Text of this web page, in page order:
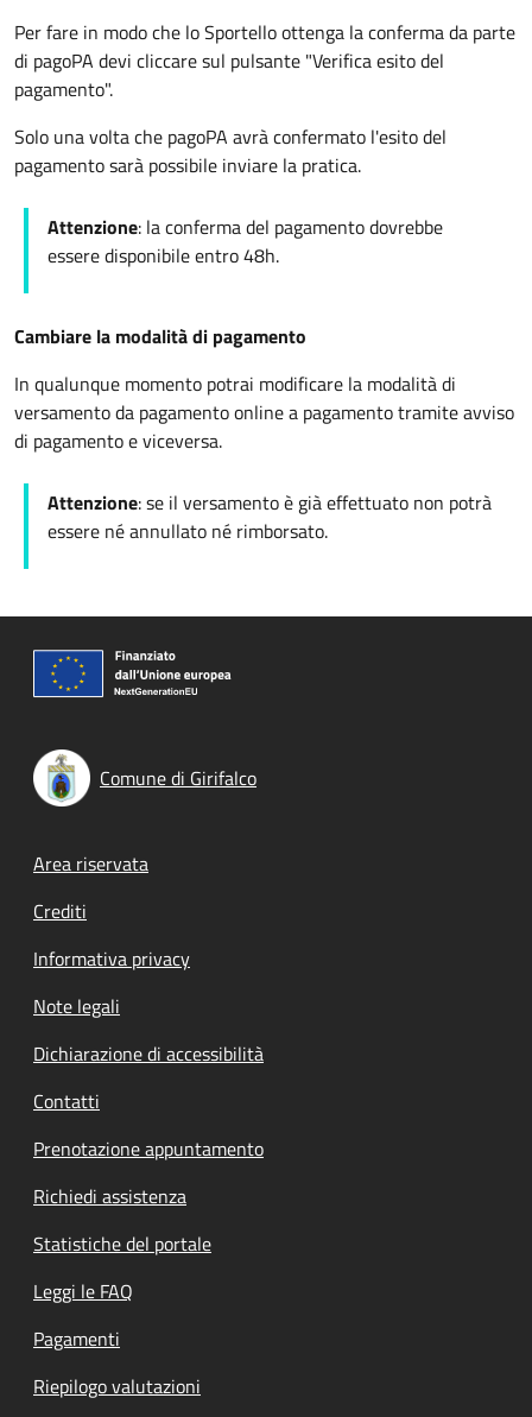
Per fare in modo che lo Sportello ottenga la conferma da parte
di pagoPA devi cliccare sul pulsante "Verifica esito del
pagamento".
Solo una volta che pagoPA avrà confermato l'esito del
pagamento sarà possibile inviare la pratica.
Attenzione: la conferma del pagamento dovrebbe
essere disponibile entro 48h.
Cambiare la modalità di pagamento
In qualunque momento potrai modificare la modalità di
versamento da pagamento online a pagamento tramite avviso
di pagamento e viceversa.
Attenzione: se il versamento è già effettuato non potrà
essere né annullato né rimborsato.
Comune di Girifalco
Footer menu
Area riservata
Crediti
Informativa privacy
Note legali
Dichiarazione di accessibilità
Contatti
Prenotazione appuntamento
Richiedi assistenza
Statistiche del portale
Leggi le FAQ
Pagamenti
Riepilogo valutazioni